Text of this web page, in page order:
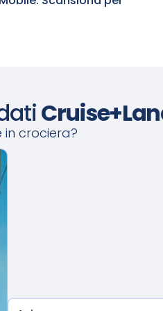
in crociera?